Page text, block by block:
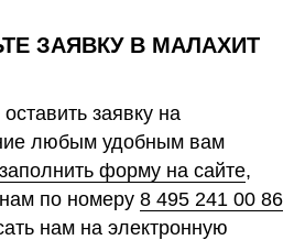
ЗАЯВКУ В МАЛАХИТ
заявку на
любым удобным вам
заполнить форму на сайте,
по номеру 8 495 241 00 86
нам на электронную